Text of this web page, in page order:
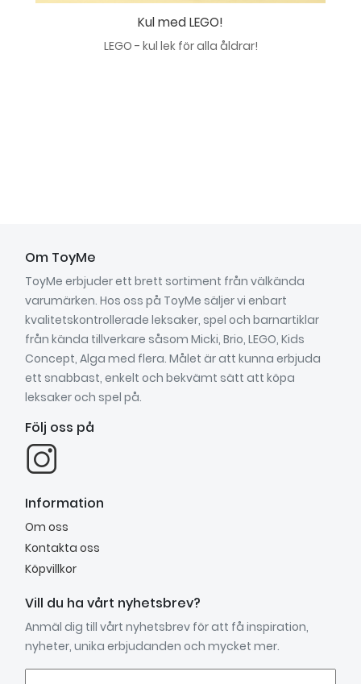
Kul med LEGO!
LEGO - kul lek för alla åldrar!
Om ToyMe
ToyMe erbjuder ett brett sortiment från välkända
varumärken. Hos oss på ToyMe säljer vi enbart
kvalitetskontrollerade leksaker, spel och barnartiklar
från kända tillverkare såsom Micki, Brio, LEGO, Kids
Concept, Alga med flera. Målet är att kunna erbjuda
ett snabbast, enkelt och bekvämt sätt att köpa
leksaker och spel på.
Följ oss på
Information
Om oss
Kontakta oss
Köpvillkor
Vill du ha vårt nyhetsbrev?
Anmäl dig till vårt nyhetsbrev för att få inspiration,
nyheter, unika erbjudanden och mycket mer.